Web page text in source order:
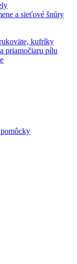
a sieťové šnúry
kufríky
priamočiaru pílu